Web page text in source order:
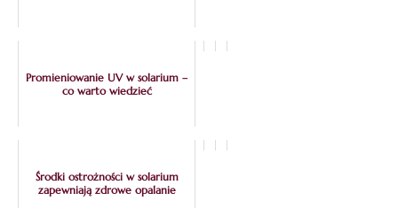
Promieniowanie UV w solarium –
co warto wiedzieć
Środki ostrożności w solarium
zapewniają zdrowe opalanie